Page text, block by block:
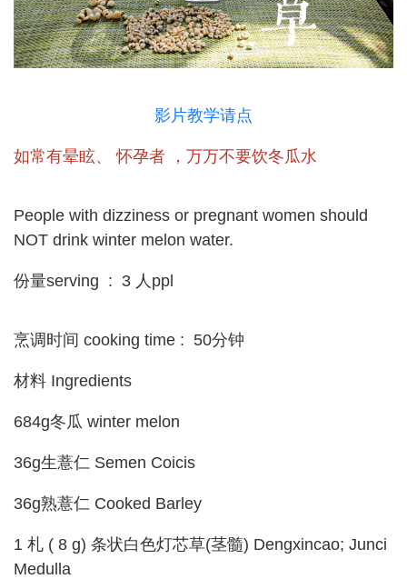
影片教学请点
如常有晕眩、 怀孕者 ，万万不要饮冬瓜水
People with dizziness or pregnant women should
NOT drink winter melon water.
份量serving : 3 人ppl
烹调时间 cooking time : 50分钟
材料 Ingredients
684g冬瓜 winter melon
36g生薏仁 Semen Coicis
36g熟薏仁 Cooked Barley
1 札 ( 8 g) 条状白色灯芯草(茎髓) Dengxincao; Junci
Medulla